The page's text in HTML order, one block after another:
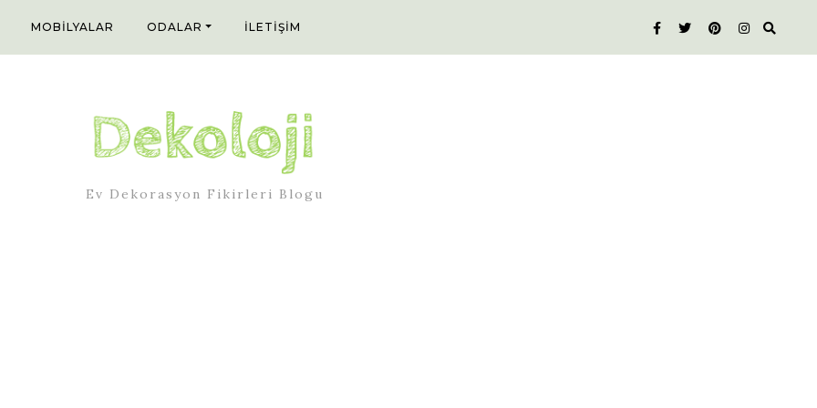
MOBILYALAR ODALAR İLETIŞIM
Ev Dekorasyon Fikirleri Blogu